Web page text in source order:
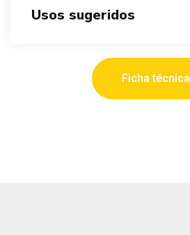
Usos sugeridos
Ficha técnica